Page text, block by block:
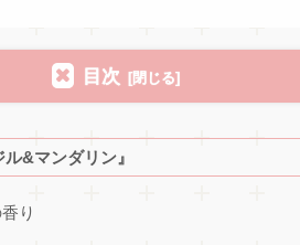
目次
&マンダリン』
り